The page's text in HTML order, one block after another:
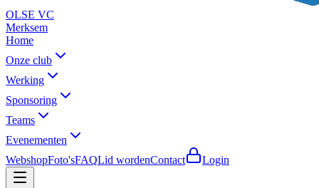
OLSE VC
Merksem
Home
Onze club
Werking
Sponsoring
Teams
Evenementen
WebshopFoto'sFAQLid wordenContact Login